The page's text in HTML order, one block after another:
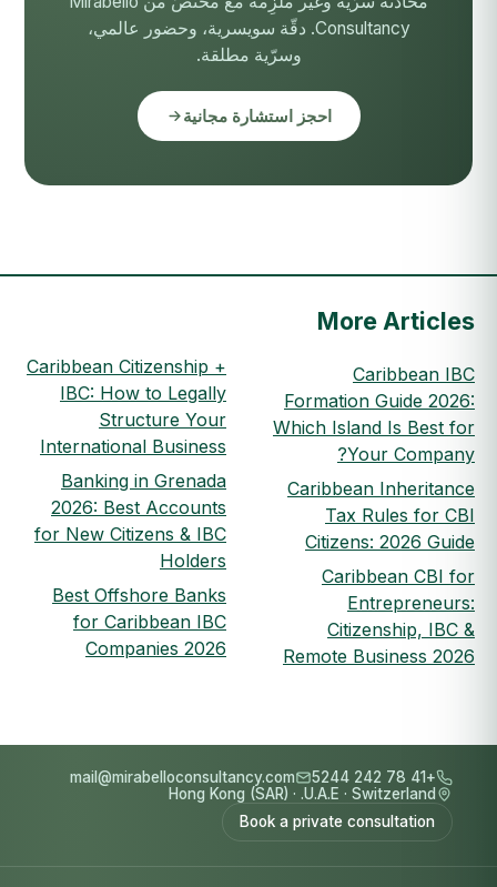
Consultancy. دقّة سويسرية، وحضور عالمي،
وسرّية مطلقة.
احجز استشارة مجانية
More Articles
Caribbean IBC
Formation Guide 2026:
Which Island Is Best for
Your Company?
Caribbean Inheritance
Tax Rules for CBI
Citizens: 2026 Guide
Caribbean CBI for
Entrepreneurs:
Citizenship, IBC &
Remote Business 2026
Caribbean Citizenship +
IBC: How to Legally
Structure Your
International Business
Banking in Grenada
2026: Best Accounts
for New Citizens & IBC
Holders
Best Offshore Banks
for Caribbean IBC
Companies 2026
+41 78 242 5244
mail@mirabelloconsultancy.com
Switzerland
·
U.A.E.
·
Hong Kong (SAR)
Book a private consultation